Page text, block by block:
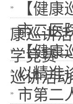
【健
康巡讲
市二医
学竞赛
【健康
巡讲活
以精准
市第二